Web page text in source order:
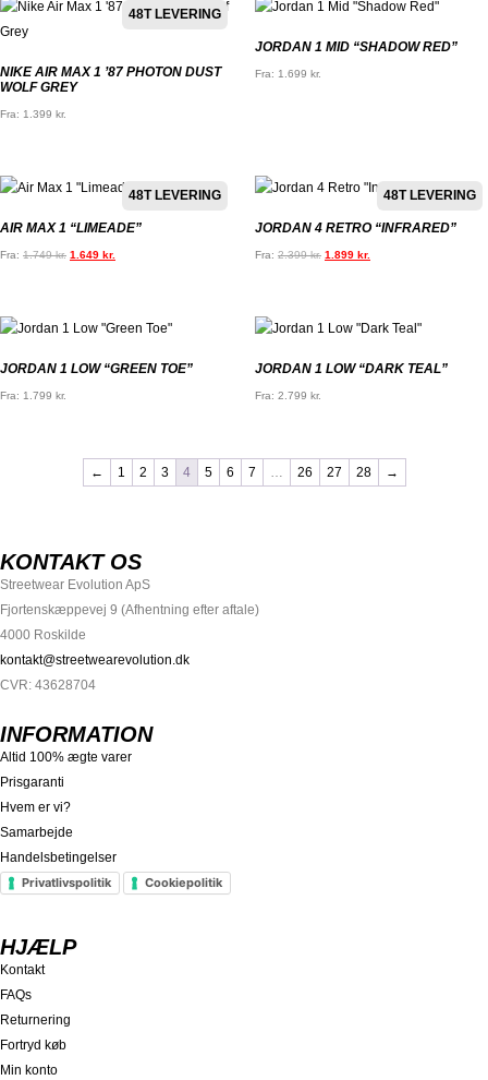
48T LEVERING
NIKE AIR MAX 1 ’87 PHOTON DUST
WOLF GREY
Fra: 1.399 kr.
JORDAN 1 MID “SHADOW RED”
Fra: 1.699 kr.
48T LEVERING
AIR MAX 1 “LIMEADE”
Fra: 1.749kr. 1.649 kr.
48T LEVERING
JORDAN 4 RETRO “INFRARED”
Fra: 2.399kr. 1.899 kr.
JORDAN 1 LOW “GREEN TOE”
Fra: 1.799 kr.
JORDAN 1 LOW “DARK TEAL”
Fra: 2.799 kr.
← 1 2 3 4 5 6 7 … 26 27 28 →
KONTAKT OS
Streetwear Evolution ApS
Fjortenskæppevej 9 (Afhentning efter aftale)
4000 Roskilde
kontakt@streetwearevolution.dk
CVR: 43628704
INFORMATION
Altid 100% ægte varer
Prisgaranti
Hvem er vi?
Samarbejde
Handelsbetingelser
Privatlivspolitik
Cookiepolitik
HJÆLP
Kontakt
FAQs
Returnering
Fortryd køb
Min konto